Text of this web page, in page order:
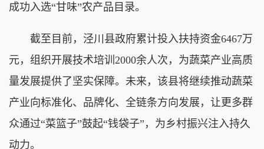
成功入选“甘味”农产品目录。
截至目前，泾川县政府累计投入扶持资金6467万
元，组织开展技术培训2000余人次，为蔬菜产业高质
量发展提供了坚实保障。未来，该县将继续推动蔬菜
产业向标准化、品牌化、全链条方向发展，让更多群
众通过“菜篮子”鼓起“钱袋子”，为乡村振兴注入持久
动力。